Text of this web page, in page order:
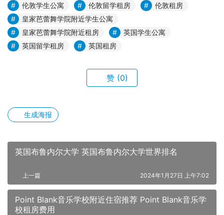
伦敦学生公寓 伦敦留学租房
伦敦租房
皇家芭蕾舞学院附近学生公寓
皇家芭蕾舞学院附近租房
英国学生公寓
英国留学租房
英国租房
赞 (0)
生成海报
英国布鲁内尔大学 英国布鲁内尔大学世界排名
上一篇 2024年1月27日 上午7:02
Point Blank音乐学校附近住宿推荐 Point Blank音乐学
校租房费用